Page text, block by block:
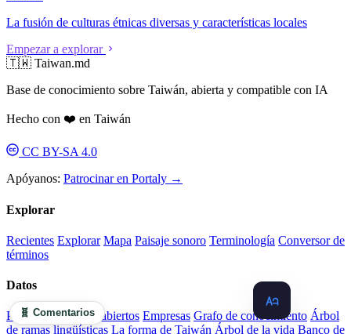
La fusión de culturas étnicas diversas y características locales
Empezar a explorar
🇹🇼 Taiwan.md
Base de conocimiento sobre Taiwán, abierta y compatible con IA
Hecho con ❤️ en Taiwán
CC BY-SA 4.0
Apóyanos: Patrocinar en Portaly →
Explorar
Recientes Explorar Mapa Paisaje sonoro Terminología Conversor de
términos
Datos
Panel Datos Datos abiertos Empresas Grafo de conocimiento Árbol
de ramas lingüísticas La forma de Taiwán Árbol de la vida Banco de
🧬 Comentarios